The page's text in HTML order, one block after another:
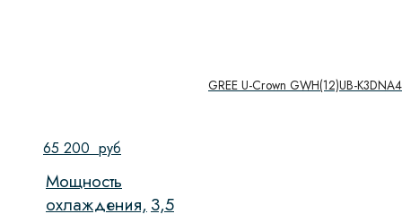
GREE U-Crown GWH(12)UB-
65 200 руб
Мощность
охлаждения,3,5